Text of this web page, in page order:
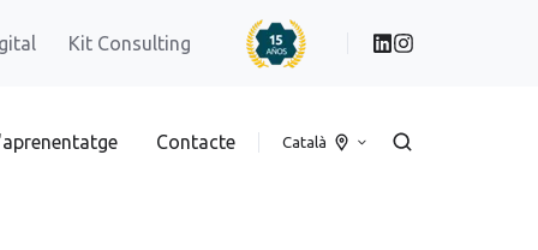
Kit Consulting
Contacte Català